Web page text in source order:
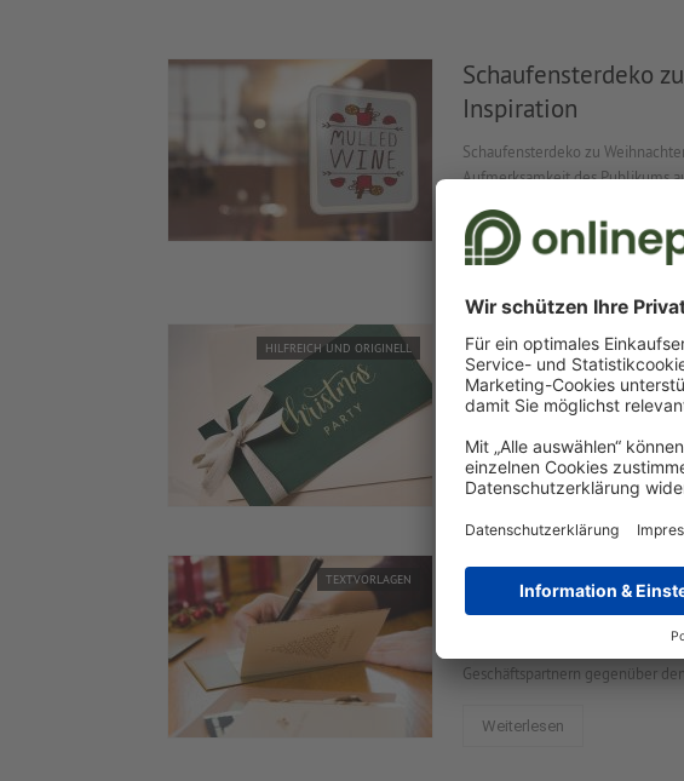
Schaufensterdeko
Inspiration
Schaufensterdeko zu
Aufmerksamkeit des Publikums
Weiterlesen
HILFREICH UND ORIGINELL Vorlagen für die
Betriebliche Weihnachtsfeiern
manche einfach fernbleiben. Mit
Weiterlesen
TEXTVORLAGEN
Weihnachtsgrüsse
herzlich
Weihnachtsgrüsse drücken
Geschäftspartnern gegenüber
Weiterlesen